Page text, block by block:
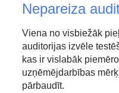
Nepareiza
Viena no visbiežāk
auditorijas izvēle
kas ir vislabāk
uzņēmējdarbības
pārbaudīt.